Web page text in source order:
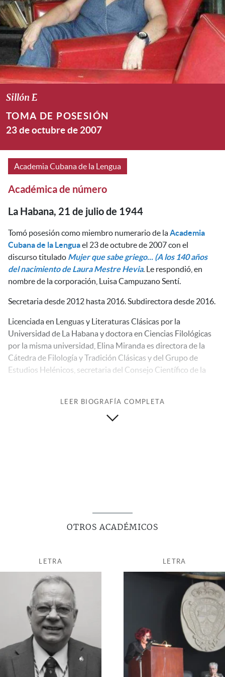
Sillón E
TOMA DE POSESIÓN
23 de octubre de 2007
Academia Cubana de la Lengua
Académica de número
La Habana, 21 de julio de 1944
Tomó posesión como miembro numerario de laAcademia
Cubana de la Lenguael 23 de octubre de 2007 con el
discurso titulado Mujer que sabe griego... (A los 140 años
del nacimiento de Laura Mestre Hevia. Le respondió, en
nombre de la corporación, Luisa Campuzano Sentí.
Secretaria desde 2012 hasta 2016. Subdirectora desde 2016.
Licenciada en Lenguas y Literaturas Clásicas por la
Universidad de La Habana y doctora en Ciencias Filológicas
por la misma universidad, Elina Miranda es directora de la
Cátedra de Filología y Tradición Clásicas y del Grupo de
Estudios Helénicos, secretaria del Consejo Científico de la
otorgamiento del grado científico de doctor en Ciencias
Filológicas y miembro de la cátedra Juan Bosch.
, de la Universidad de Valencia, así como del
Consejo Editorial de la revista A Tela e o Texto
literatura griega(1980 y1982);
Comedia y sociedad en la
antigua Grecia(1982); Introducción al griego (Griego I)
(1982);Introducción al griego (Griego II)
José Martí y
el mundo clásico(1990);
Grecia clásica: géneros poéticos
(1993); La tradición helénica en Cuba (2003);
José Martí. La
Ilíada de Homero. Estudio y edición crítica(2004);
Calzar el
coturno americano: mito, tragedia griega y teatro
(Premio de Teatrología Rine Leal, 2005);
LEER BIOGRAFÍA COMPLETA
OTROS ACADÉMICOS
LETRA LETRA